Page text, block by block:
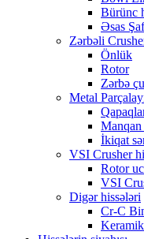
Bürünc
Əsas
Zərbəli
Önlük
Rotor
Zərbə
Metal
İkiqat
VSI Crusher
Rotor
VSI
Digər hissələri
Cr-C